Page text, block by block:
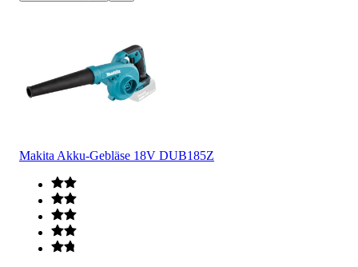
Makita Akku-Gebläse 18V DUB185Z